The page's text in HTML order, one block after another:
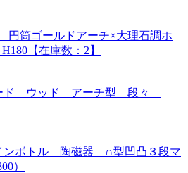
円筒ゴールドアーチ×大理石調ホ
【在庫数：2】
ード ウッド アーチ型 段々
ンボトル 陶磁器 ∩型凹凸３段マ
）